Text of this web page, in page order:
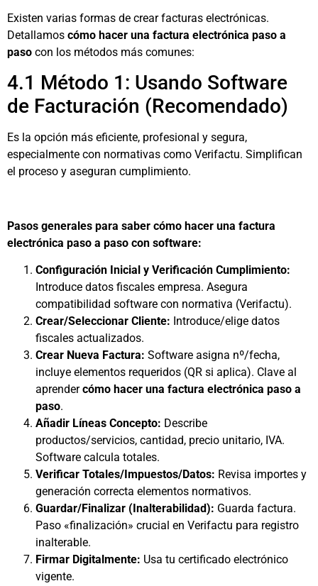
Existen varias formas de crear facturas electrónicas.
Detallamos cómo hacer una factura electrónica paso a
paso con los métodos más comunes:
4.1 Método 1: Usando Software
de Facturación (Recomendado)
Es la opción más eficiente, profesional y segura,
especialmente con normativas como Verifactu. Simplifican
el proceso y aseguran cumplimiento.
Pasos generales para saber cómo hacer una factura
electrónica paso a paso con software:
Configuración Inicial y Verificación Cumplimiento:
Introduce datos fiscales empresa. Asegura
compatibilidad software con normativa (Verifactu).
Crear/Seleccionar Cliente: Introduce/elige datos
fiscales actualizados.
Crear Nueva Factura: Software asigna nº/fecha,
incluye elementos requeridos (QR si aplica). Clave al
aprendercómo hacer una factura electrónica paso a
paso.
Añadir Líneas Concepto: Describe
productos/servicios, cantidad, precio unitario, IVA.
Software calcula totales.
Verificar Totales/Impuestos/Datos: Revisa importes y
generación correcta elementos normativos.
Guardar/Finalizar (Inalterabilidad): Guarda factura.
Paso «finalización» crucial en Verifactu para registro
inalterable.
Firmar Digitalmente: Usa tu certificado electrónico
vigente.